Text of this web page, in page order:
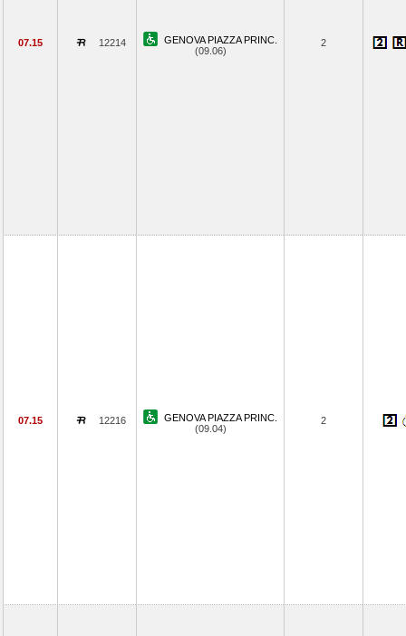
07.15 12214
GENOVA PIAZZA PRINC.
(09.06)
2
07.15 12216
GENOVA PIAZZA PRINC.
(09.04)
2